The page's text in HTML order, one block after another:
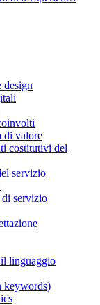
design
di valore
costitutivi del
servizio
di servizio
il linguaggio
keywords)